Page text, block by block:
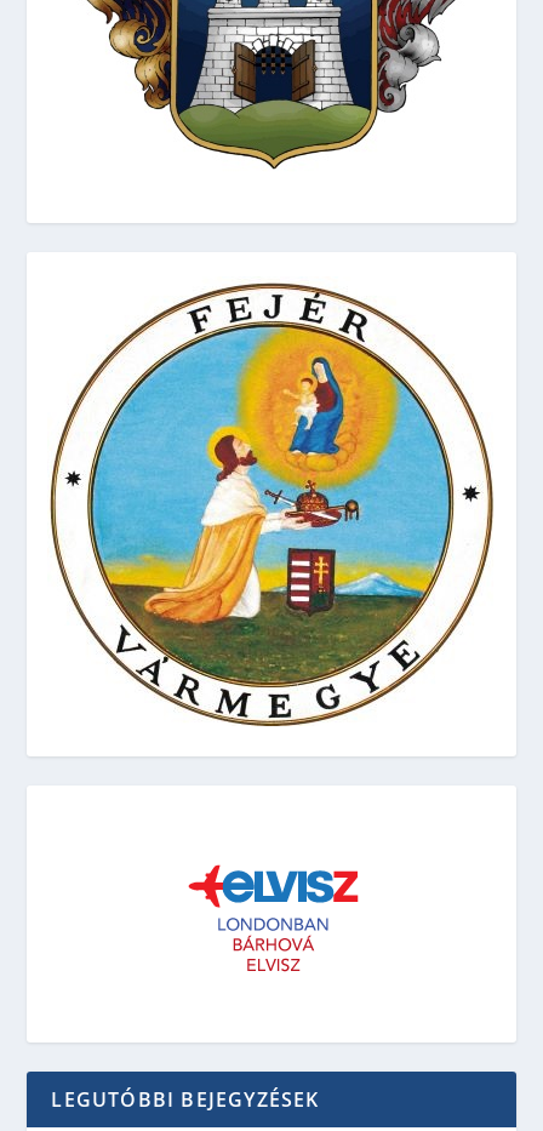
LEGUTÓBBI BEJEGYZÉSEK